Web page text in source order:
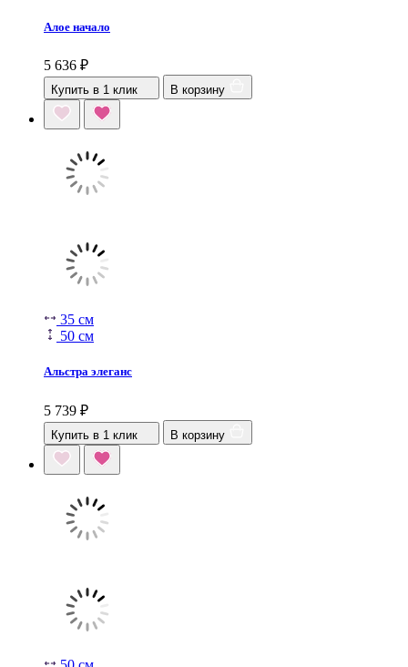
Алое начало
5 636 ₽
Купить в 1 клик В корзину
35 см
50 см
Альстра элеганс
5 739 ₽
Купить в 1 клик В корзину